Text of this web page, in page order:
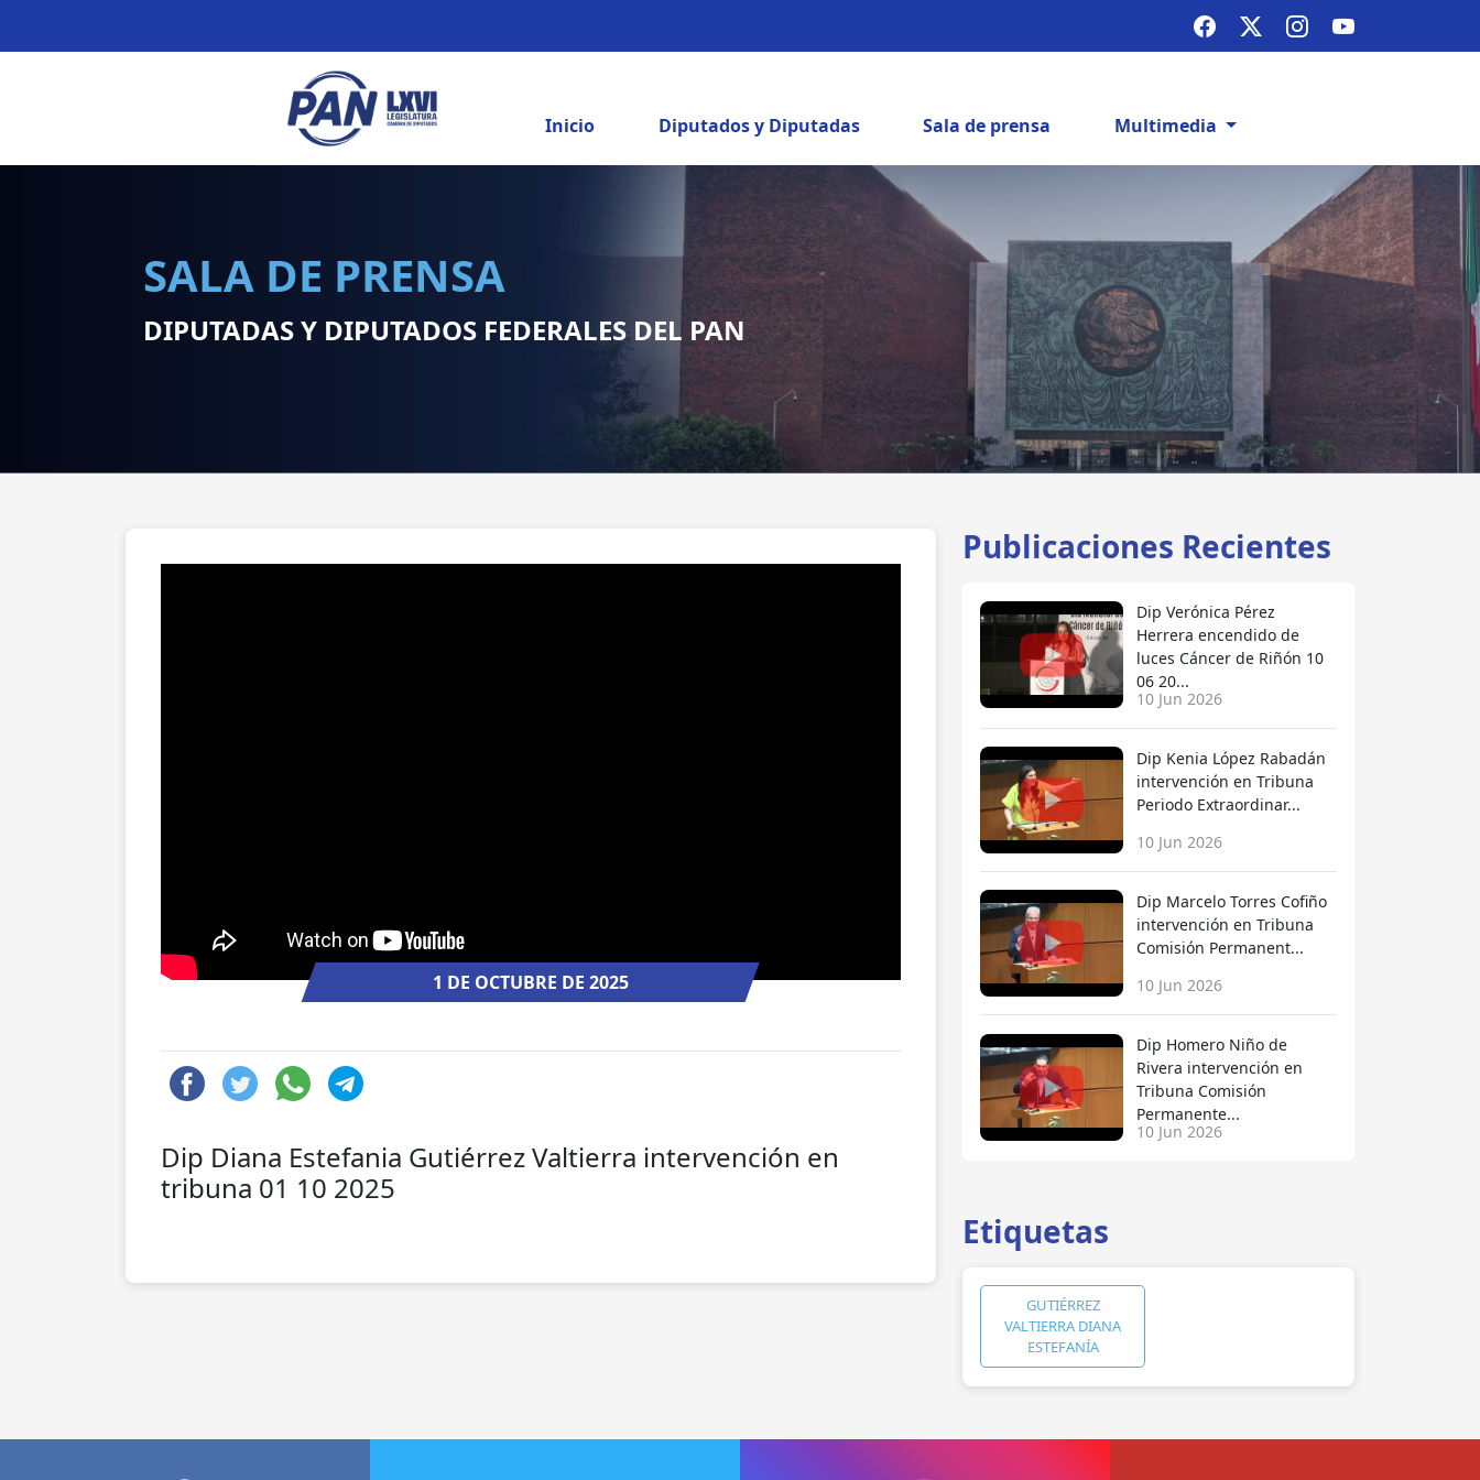
Inicio Diputados y Diputadas Sala de prensa Multimedia
SALA DE PRENSA
DIPUTADAS Y DIPUTADOS FEDERALES DEL PAN
1 DE OCTUBRE DE 2025
Dip Diana Estefania Gutiérrez Valtierra intervención en
tribuna 01 10 2025
Publicaciones Recientes
Dip Verónica Pérez
Herrera encendido de
luces Cáncer de Riñón 10
06 20...
10 Jun 2026
Dip Kenia López Rabadán
intervención en Tribuna
Periodo Extraordinar...
10 Jun 2026
Dip Marcelo Torres Cofiño
intervención en Tribuna
Comisión Permanent...
10 Jun 2026
Dip Homero Niño de
Rivera intervención en
Tribuna Comisión
Permanente...
10 Jun 2026
Etiquetas
GUTIÉRREZ
VALTIERRA DIANA
ESTEFANÍA